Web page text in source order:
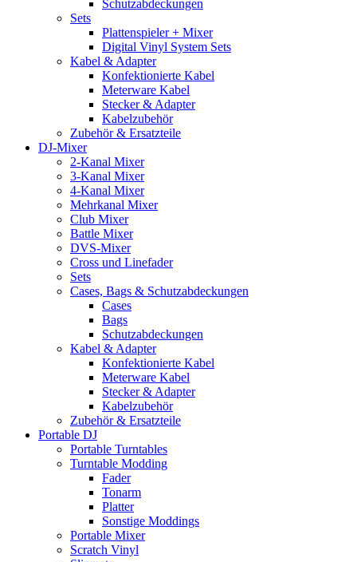
Schutzabdeckungen
Sets
Plattenspieler + Mixer
Digital Vinyl System Sets
Kabel & Adapter
Konfektionierte Kabel
Meterware Kabel
Stecker & Adapter
Kabelzubehör
Zubehör & Ersatzteile
DJ-Mixer
2-Kanal Mixer
3-Kanal Mixer
4-Kanal Mixer
Mehrkanal Mixer
Club Mixer
Battle Mixer
DVS-Mixer
Cross und Linefader
Sets
Cases, Bags & Schutzabdeckungen
Cases
Bags
Schutzabdeckungen
Kabel & Adapter
Konfektionierte Kabel
Meterware Kabel
Stecker & Adapter
Kabelzubehör
Zubehör & Ersatzteile
Portable DJ
Portable Turntables
Turntable Modding
Fader
Tonarm
Platter
Sonstige Moddings
Portable Mixer
Scratch Vinyl